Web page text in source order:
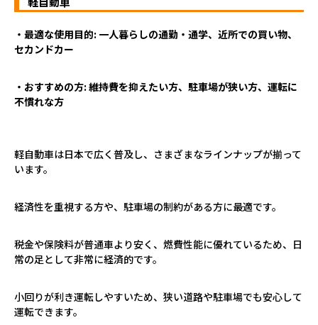
・最適な使用目的: 一人暮らしの通勤・通学、近所での買い物、
セカンドカー
・おすすめの方: 維持費を抑えたい方、駐車場が狭い方、運転に
不慣れな方
軽自動車は日本で広く普及し、さまざまなラインナップが揃って
います。
経済性を重視する方や、駐車場の制約がある方に最適です。
税金や保険料が普通車より安く、燃費性能に優れているため、日
常の足として非常に経済的です。
小回りが利き運転しやすいため、狭い道路や駐車場でも安心して
運転できます。